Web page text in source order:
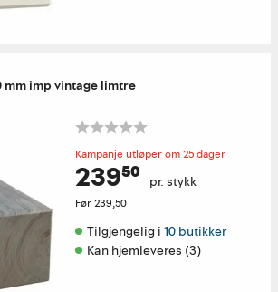
mm imp vintage limtre
Kampanje utløper om 25 dager
239⁵⁰ pr. stykk
Før239,50
Tilgjengelig i 10 butikker
Kan hjemleveres (3)